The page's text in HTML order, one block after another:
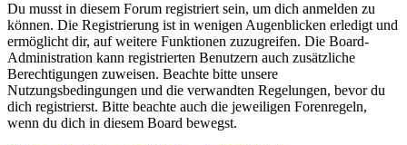
Du musst in diesem Forum registriert sein, um dich anmelden zu
können. Die Registrierung ist in wenigen Augenblicken erledigt und
ermöglicht dir, auf weitere Funktionen zuzugreifen. Die Board-
Administration kann registrierten Benutzern auch zusätzliche
Berechtigungen zuweisen. Beachte bitte unsere
Nutzungsbedingungen und die verwandten Regelungen, bevor du
dich registrierst. Bitte beachte auch die jeweiligen Forenregeln,
wenn du dich in diesem Board bewegst.